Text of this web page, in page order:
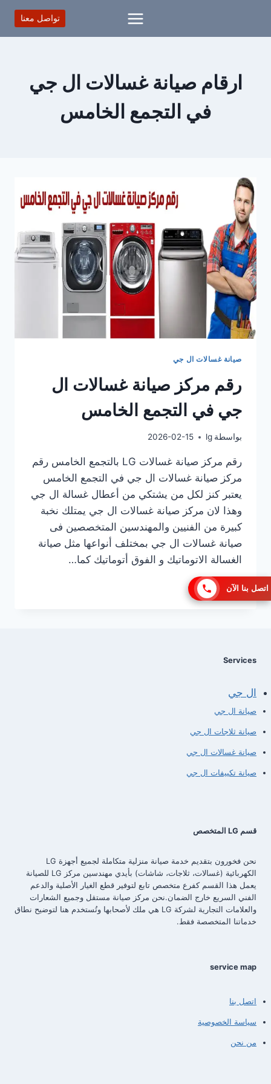
المحتوى
تواصل معنا
ارقام صيانة غسالات ال جي
في التجمع الخامس
صيانة غسالات ال جي
رقم مركز صيانة غسالات ال
جي في التجمع الخامس
بواسطة lg
2026-02-15
رقم مركز صيانة غسالات LG بالتجمع الخامس رقم
مركز صيانة غسالات ال جي في التجمع الخامس
يعتبر كنز لكل من يشتكي من أعطال غسالة ال جي
وهذا لان مركز صيانة غسالات ال جي يمتلك نخبة
كبيرة من الفنيين والمهندسين المتخصصين فى
صيانة غسالات ال جي بمختلف أنواعها مثل صيانة
الغسالة الاتوماتيك و الفوق أتوماتيك كما…
إقرأ المزيدرقم
مركز
Services
ال جي
صيانة ال جي
صيانة ثلاجات ال جي
صيانة غسالات ال جي
صيانة تكييفات ال جي
قسم LG المتخصص
نحن فخورون بتقديم خدمة صيانة منزلية متكاملة لجميع أجهزة LG
الكهربائية (غسالات، ثلاجات، شاشات) بأيدي مهندسين مركز LG للصيانة
يعمل هذا القسم كفرع متخصص تابع لتوفير قطع الغيار الأصلية والدعم
الفني السريع خارج الضمان.نحن مركز صيانة مستقل وجميع الشعارات
والعلامات التجارية لشركة LG هي ملك لأصحابها وتُستخدم هنا لتوضيح نطاق
خدماتنا المتخصصة فقط.
اتصل بنا الآن
service map
اتصل بنا
سياسة الخصوصية
من نحن